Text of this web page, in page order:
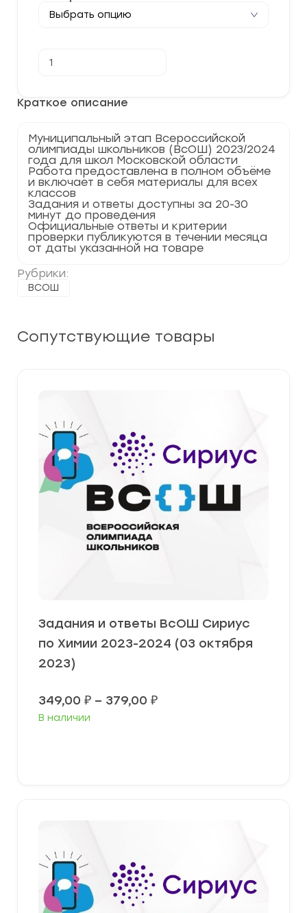
Краткое описание
Муниципальный этап Всероссийской
олимпиады школьников (ВсОШ) 2023/2024
года для школ Московской области
Работа предоставлена в полном объёме
и включает в себя материалы для всех
классов
Задания и ответы доступны за 20-30
минут до проведения
Официальные ответы и критерии
проверки публикуются в течении месяца
от даты указанной на товаре
Рубрики:
ВСОШ
товара
этап
по
2024
г.
Московская
область
50
регион
Сопутствующие товары
Задания и ответы ВсОШ Сириус
по Химии 2023-2024 (03 октября
2023)
349,00 ₽ – 379,00 ₽Диапазон
В наличии